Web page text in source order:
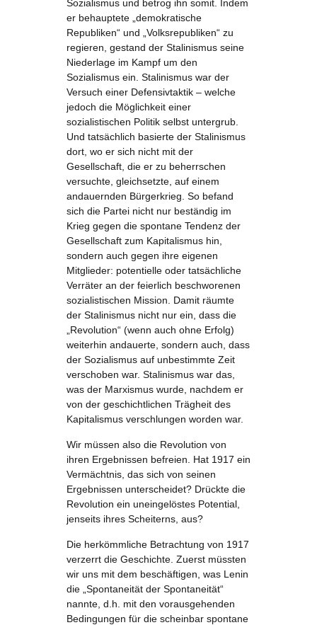
Sozialismus und betrog ihn somit. Indem
er behauptete „demokratische
Republiken“ und „Volksrepubliken“ zu
regieren, gestand der Stalinismus seine
Niederlage im Kampf um den
Sozialismus ein. Stalinismus war der
Versuch einer Defensivtaktik – welche
jedoch die Möglichkeit einer
sozialistischen Politik selbst untergrub.
Und tatsächlich basierte der Stalinismus
dort, wo er sich nicht mit der
Gesellschaft, die er zu beherrschen
versuchte, gleichsetzte, auf einem
andauernden Bürgerkrieg. So befand
sich die Partei nicht nur beständig im
Krieg gegen die spontane Tendenz der
Gesellschaft zum Kapitalismus hin,
sondern auch gegen ihre eigenen
Mitglieder: potentielle oder tatsächliche
Verräter an der feierlich beschworenen
sozialistischen Mission. Damit räumte
der Stalinismus nicht nur ein, dass die
„Revolution“ (wenn auch ohne Erfolg)
weiterhin andauerte, sondern auch, dass
der Sozialismus auf unbestimmte Zeit
verschoben war. Stalinismus war das,
was der Marxismus wurde, nachdem er
von der geschichtlichen Trägheit des
Kapitalismus verschlungen worden war.
Wir müssen also die Revolution von
ihren Ergebnissen befreien. Hat 1917 ein
Vermächtnis, das sich von seinen
Ergebnissen unterscheidet? Drückte die
Revolution ein uneingelöstes Potential,
jenseits ihres Scheiterns, aus?
Die herkömmliche Betrachtung von 1917
verzerrt die Geschichte. Zuerst müssten
wir uns mit dem beschäftigen, was Lenin
die „Spontaneität der Spontaneität“
nannte, d.h. mit den vorausgehenden
Bedingungen für die scheinbar spontane